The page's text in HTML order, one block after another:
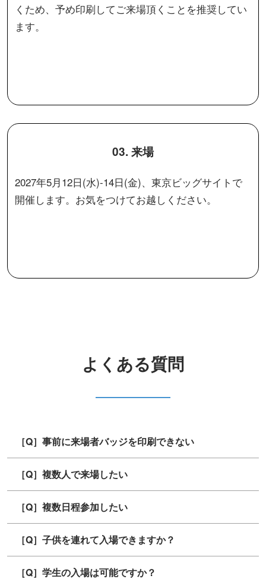
くため、予め印刷してご来場頂くことを推奨してい
ます。
03. 来場
2027年5月12日(水)-14日(金)、東京ビッグサイトで
開催します。お気をつけてお越しください。
よくある質問
［Q］事前に来場者バッジを印刷できない
［Q］複数人で来場したい
［Q］複数日程参加したい
［Q］子供を連れて入場できますか？
［Q］学生の入場は可能ですか？